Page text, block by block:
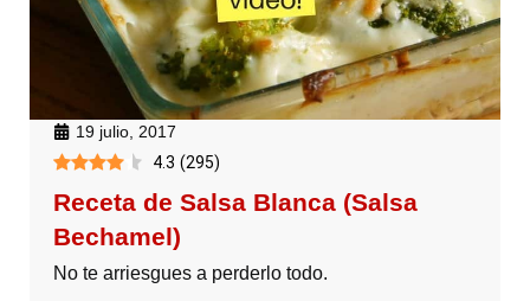
19 julio, 2017
4.3 (295)
Receta de Salsa Blanca (Salsa
Bechamel)
No te arriesgues a perderlo todo.